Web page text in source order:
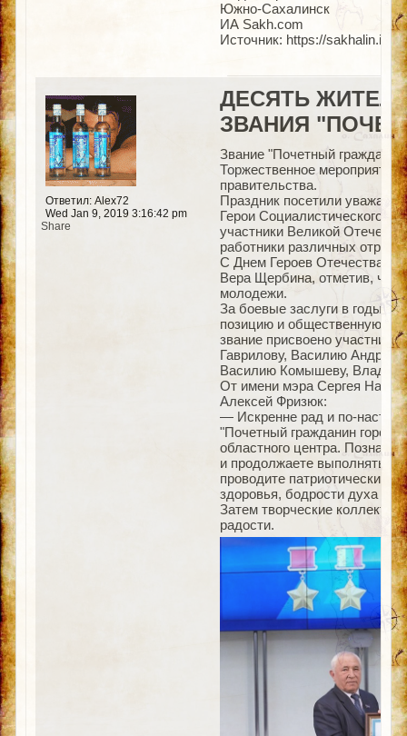
Южно-Сахалинск
ИА Sakh.com
Источник: https://
Ответил: Alex72
Wed Jan 9, 2019 3:16:42 pm
Share
ДЕСЯТЬ
ЗВАНИЯ
Звание "Почетный
Торжественное
правительства.
Праздник посетили
Герои Социалистического
участники Великой
работники различных
С Днем Героев Отечества
Вера Щербина, отметив, что
молодежи.
За боевые заслуги в годы
позицию и общественную
звание присвоено
Гаврилову, Василию
Василию Комышеву,
От имени мэра Сергея
Алексей Фризюк:
— Искренне рад и по-
"Почетный гражданин
областного центра. Познав
и продолжаете выполнять
проводите патриотические
здоровья, бодрости духа и
Затем творческие
радости.